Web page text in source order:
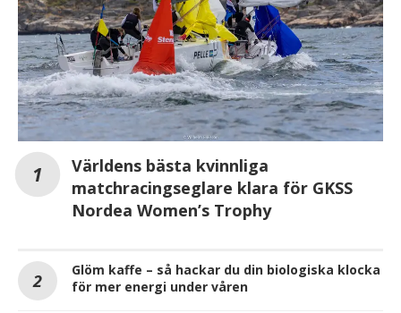
Världens bästa kvinnliga
matchracingseglare klara för GKSS
Nordea Women’s Trophy
Glöm kaffe – så hackar du din biologiska klocka
för mer energi under våren